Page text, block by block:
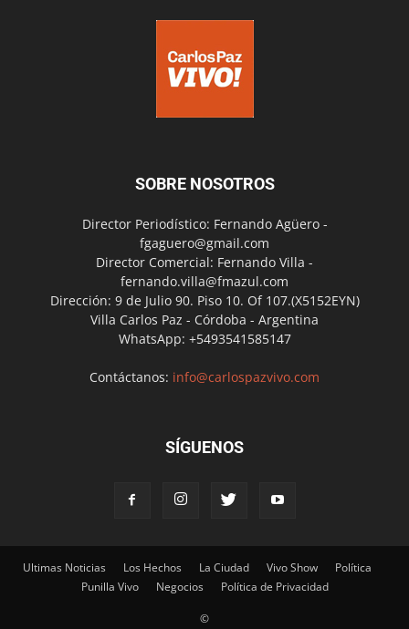
SOBRE NOSOTROS
Director Periodístico: Fernando Agüero -
fgaguero@gmail.com
Director Comercial: Fernando Villa -
fernando.villa@fmazul.com
Dirección: 9 de Julio 90. Piso 10. Of 107.(X5152EYN)
Villa Carlos Paz - Córdoba - Argentina
WhatsApp: +5493541585147
Contáctanos: info@carlospazvivo.com
SÍGUENOS
Ultimas Noticias Los Hechos La Ciudad Vivo Show
Política
Punilla Vivo
Negocios Política de Privacidad
©